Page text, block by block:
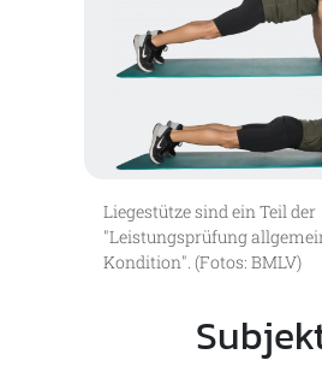
Liegestütze sind ein Teil der
"Leistungsprüfung
Kondition". (Fotos: BMLV)